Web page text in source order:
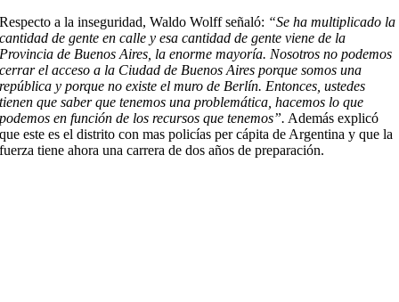
Respecto a la inseguridad, Waldo Wolff señaló: “Se ha multiplicado la
cantidad de gente en calle y esa cantidad de gente viene de la
Provincia de Buenos Aires, la enorme mayoría. Nosotros no podemos
cerrar el acceso a la Ciudad de Buenos Aires porque somos una
república y porque no existe el muro de Berlín. Entonces, ustedes
tienen que saber que tenemos una problemática, hacemos lo que
podemos en función de los recursos que tenemos”. Además explicó
que este es el distrito con mas policías per cápita de Argentina y que la
fuerza tiene ahora una carrera de dos años de preparación.